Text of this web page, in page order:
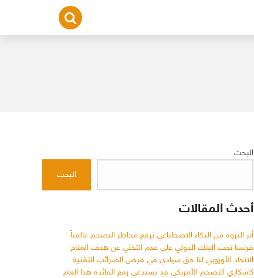
البحث
البحث
أحدث المقالات
أثر الثروة من الذكاء الاصطناعي يرفع مخاطر التضخم عالمياً
فرنسا تحث البنك الدولي على عدم التخلي عن هدف المناخ
الاتحاد الأوروبي لنا حق سيادي في فرض الضرائب التقنية
كاشكاري التضخم الأمريكي قد يستدعي رفع الفائدة هذا العام